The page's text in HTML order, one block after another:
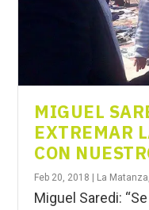
MIGUEL
EXTREMAR
CON
Feb 20, 2018 La Matanza
Miguel Saredi: